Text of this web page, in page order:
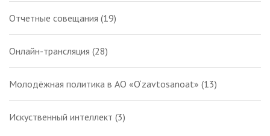
Отчетные совещания (19)
Онлайн-трансляция (28)
Молодёжная политика в АО «O‘zavtosanoat» (13)
Искуственный интеллект (3)